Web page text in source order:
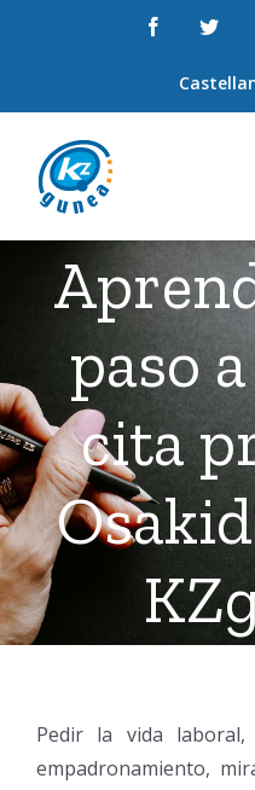
Facebook
paso
cita
Pedir la vida
empadronamiento,